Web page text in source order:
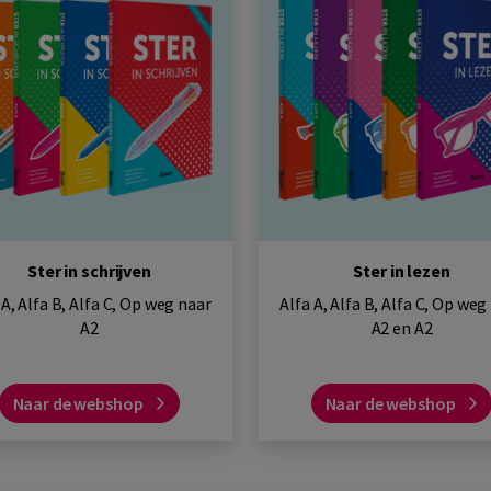
Ster in schrijven
Alfa B, Alfa C, Op weg naar
A2
Naar de webshop
Ster in lezen
Alfa A, Alfa B, Alfa C, Op
A2 en A2
Naar de webshop